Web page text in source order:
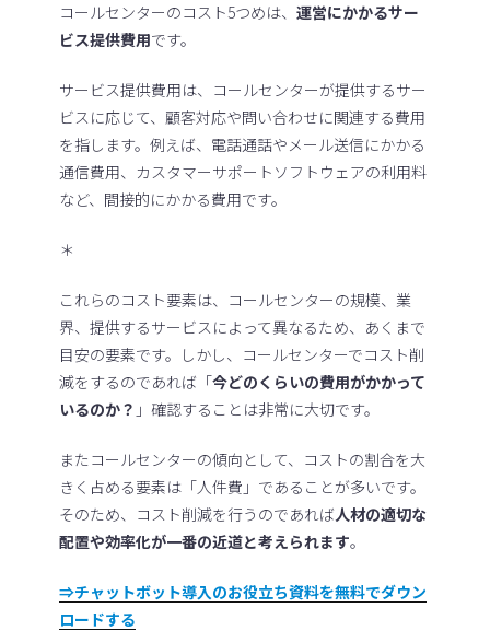
コールセンターのコスト5つめは、運営にかかるサー
ビス提供費用です。
サービス提供費用は、コールセンターが提供するサー
ビスに応じて、顧客対応や問い合わせに関連する費用
を指します。例えば、電話通話やメール送信にかかる
通信費用、カスタマーサポートソフトウェアの利用料
など、間接的にかかる費用です。
＊
これらのコスト要素は、コールセンターの規模、業
界、提供するサービスによって異なるため、あくまで
目安の要素です。しかし、コールセンターでコスト削
減をするのであれば「今どのくらいの費用がかかって
いるのか？ 」確認することは非常に大切です。
またコールセンターの傾向として、コストの割合を大
きく占める要素は「人件費」であることが多いです。
そのため、コスト削減を行うのであれば人材の適切な
配置や効率化が一番の近道と考えられます。
⇒チャットボット導入のお役立ち資料を無料でダウン
ロードする